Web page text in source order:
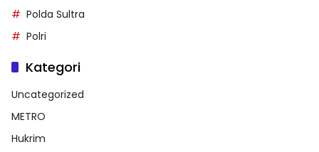
Polda Sultra
Polri
Kategori
Uncategorized
METRO
Hukrim